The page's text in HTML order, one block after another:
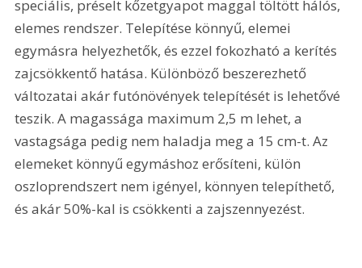
speciális, préselt kőzetgyapot maggal töltött hálós,
elemes rendszer. Telepítése könnyű, elemei
egymásra helyezhetők, és ezzel fokozható a kerítés
zajcsökkentő hatása. Különböző beszerezhető
változatai akár futónövények telepítését is lehetővé
teszik. A magassága maximum 2,5 m lehet, a
vastagsága pedig nem haladja meg a 15 cm-t. Az
elemeket könnyű egymáshoz erősíteni, külön
oszloprendszert nem igényel, könnyen telepíthető,
és akár 50%-kal is csökkenti a zajszennyezést.